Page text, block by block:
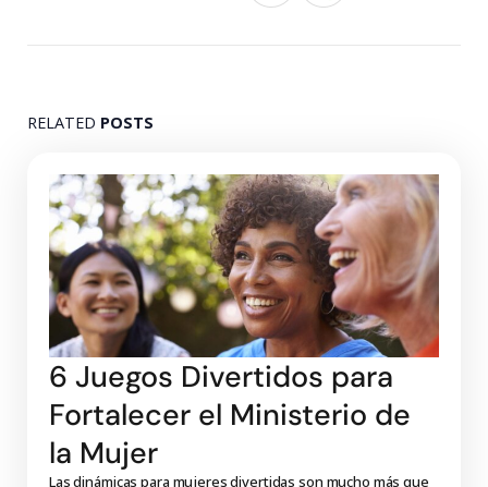
RELATED POSTS
6 Juegos Divertidos para
Fortalecer el Ministerio de
la Mujer
Las dinámicas para mujeres divertidas son mucho más que